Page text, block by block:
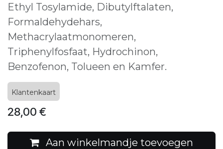
Ethyl Tosylamide, Dibutylftalaten,
Formaldehydehars,
Methacrylaatmonomeren,
Triphenylfosfaat, Hydrochinon,
Benzofenon, Tolueen en Kamfer.
Klantenkaart
28,00 €
Aan winkelmandje toevoegen